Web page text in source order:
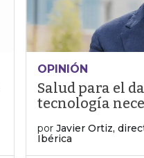
OPINIÓN
Salud para el
tecnología
por Javier Ortiz,
Ibérica